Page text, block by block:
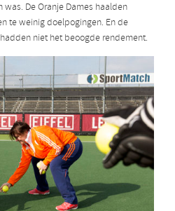
De Oranje Dames haalden
te weinig doelpogingen. En de
niet het beoogde rendement.